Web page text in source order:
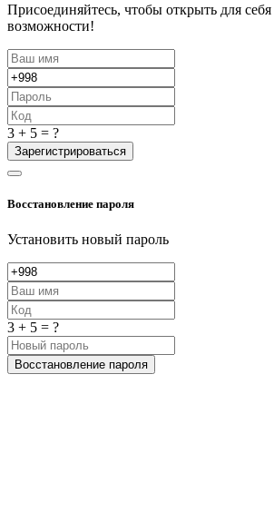
Присоединяйтесь, чтобы открыть для
возможности!
3 + 5 = ?
Зарегистрироваться
Восстановление пароля
Установить новый пароль
3 + 5 = ?
Восстановление пароля